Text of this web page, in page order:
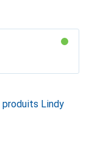
produits Lindy